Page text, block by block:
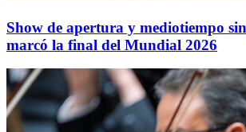
Show de apertura y mediotiempo
marcó la final del Mundial 2026